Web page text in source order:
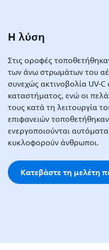
Η λύση
Στις οροφές
των άνω στρωμάτων του
συνεχώς ακτινοβολία UV-
καταστήματος, ενώ οι
τους κατά τη λειτουργία
επιφανειών
ενεργοποιούνται
κυκλοφορούν άνθρωποι.
Κατεβάστε τη μελέτη